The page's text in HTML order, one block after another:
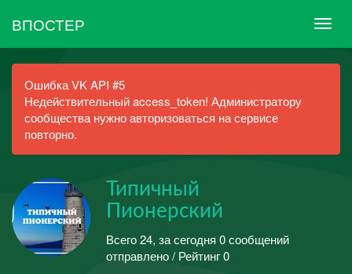
ВПОСТЕР
Ошибка VK API #5
Недействительный access_token! Администратору
сообщества нужно авторизоваться на сервисе
повторно.
Типичный
Пионерский
Всего 24, за сегодня 0 сообщений
отправлено / Рейтинг 0